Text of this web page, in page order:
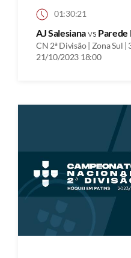
01:30:21
AJ Salesianavs Parede
CN 2ª Divisão | Zona Sul |
21/10/2023 18:00